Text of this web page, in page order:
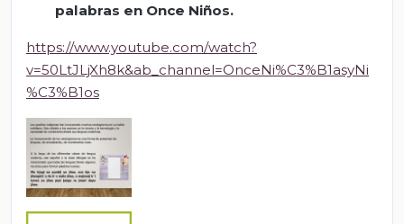
palabras en Once Niños.
https://www.youtube.com/watch?
v=50LtJLjXh8k&ab_channel=OnceNi%C3%B1asyNi
%C3%B1os